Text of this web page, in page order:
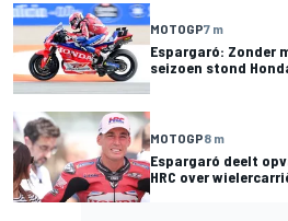
MOTOGP7 m
Espargaró: Zonder
seizoen stond
MOTOGP8 m
Espargaró deelt
HRC over